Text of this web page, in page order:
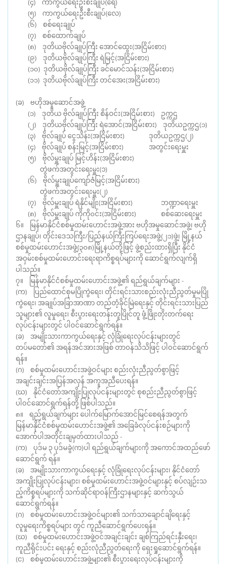
(၅) ကာကွယ်ရေးဦးစီးချုပ်(လေ)
(၆) စစ်ရေးချုပ်
(၇) စစ်ထောက်ချုပ်
(၈) ဒုတိယဗိုလ်ချုပ်ကြီး အောင်ထွေး(အငြိမ်းစား)
(၉) ဒုတိယဗိုလ်ချုပ်ကြီး ရဲမြင့်(အငြိမ်းစား)
(၁၀) ဒုတိယဗိုလ်ချုပ်ကြီး ခင်မောင်သန်း(အငြိမ်းစား)
(၁၁) ဒုတိယဗိုလ်ချုပ်ကြီး တင်အေး(အငြိမ်းစား)
(ခ) ဗဟိုအမှုဆောင်အဖွဲ့
(၁) ဒုတိယ ဗိုလ်ချုပ်ကြီး စိန်ဝင်း(အငြိမ်းစား)
ဥက္ကဌ
(၂) ဒုတိယဗိုလ်ချုပ်ကြီး ရဲအောင်(အငြိမ်းစား) ဒုတိယဥက္ကဌ(၁)
(၃) ဗိုလ်ချုပ် ငွေသိန်း(အငြိမ်းစား)
ဒုတိယဥက္ကဌ(၂)
(၄) ဗိုလ်ချုပ် စန်းမြင့်(အငြိမ်းစား)
အတွင်းရေးမှူး
(၅) ဗိုလ်မှူးချုပ် မြင့်ဟိန်း(အငြိမ်းစား)
တွဲဖက်အတွင်းရေးမှူး(၁)
(၆) ဗိုလ်မှူးချုပ်ကျော်ဇံမြင့်(အငြိမ်းစား)
တွဲဖက်အတွင်းရေးမှူး(၂)
(၇) ဗိုလ်မှူးချုပ် ရဲနိုင်မျိုး(အငြိမ်းစား)
ဘဏ္ဍာရေးမှူး
(၈) ဗိုလ်မှူးချုပ် ကိုကို၀င်း(အငြိမ်းစား)
စစ်ဆေးရေးမှူး
၆။ မြန်မာနိုင်ငံစစ်မှုထမ်းဟောင်းအဖွဲ့အား ဗဟိုအမှုဆောင်အဖွဲ့၊ ဗဟို
ဌာနချုပ်၊ တိုင်းဒေသကြီး/ပြည်နယ်ကြီးကြပ်ရေးအဖွဲ့(၂၁)ဖွဲ့၊ မြို့နယ်
စစ်မှုထမ်းဟောင်းအဖွဲ့(၃၀၈)မြို့နယ်တို့ဖြင့် ဖွဲ့စည်းထားရှိပြီး နိုင်ငံ
အဝှမ်းစစ်မှုထမ်းဟောင်းရေးရာကိစ္စရပ်များကို ဆောင်ရွက်လျက်ရှိ
ပါသည်။
၇။ မြန်မာနိုင်ငံစစ်မှုထမ်းဟောင်းအဖွဲ့၏ ရည်ရွယ်ချက်များ -
(က) ပြည်ထောင်စုမပြိုကွဲရေး၊ တိုင်းရင်းသားစည်းလုံးညီညွတ်မှုမပြို
ကွဲရေး၊ အချုပ်အခြာအာဏာ တည်တံ့ခိုင်မြဲရေးနှင့် တိုင်းရင်းသားပြည်
သူများ၏ လူမှုရေး၊ စီးပွားရေးတန်းတူပြိုင်တူ ဖွံ့ဖြိုးတိုးတက်ရေး
လုပ်ငန်းများတွင် ပါ၀င်ဆောင်ရွက်ရန်။
(ခ) အမျိုးသားကာကွယ်ရေးနှင့် လုံခြုံရေးလုပ်ငန်းများတွင်
တပ်မတော်၏ အရန်အင်အားအဖြစ် တာ၀န်သိသိဖြင့် ပါ၀င်ဆောင်ရွက်
ရန်။
(ဂ) စစ်မှုထမ်းဟောင်းအဖွဲ့၀င်များ စည်းလုံးညီညွတ်စွာဖြင့်
အချင်းချင်းအပြန်အလှန် အကူအညီပေးရန်။
(ဃ) နိုင်ငံတော်အကျိုးပြုလုပ်ငန်းများတွင် စုစည်းညီညွတ်စွာဖြင့်
ပါ၀င်ဆောင်ရွက်ရန်တို့ ဖြစ်ပါသည်။
၈။ ရည်ရွယ်ချက်များ ပေါက်မြောက်အောင်မြင်စေရန်အတွက်
မြန်မာနိုင်ငံစစ်မှုထမ်းဟောင်းအဖွဲ့၏ အခြေခံလုပ်ငန်းစဉ်များကို
အောက်ပါအတိုင်းချမှတ်ထားပါသည် -
(က) ပုဒ်မ ၃ ပုဒ်မခွဲ(က)ပါ ရည်ရွယ်ချက်များကို အကောင်အထည်ဖော်
ဆောင်ရွက် ရန်။
(ခ) အမျိုးသားကာကွယ်ရေးနှင့် လုံခြုံရေးလုပ်ငန်းများ၊ နိုင်ငံတော်
အကျိုးပြုလုပ်ငန်းများ၊ စစ်မှုထမ်းဟောင်းအဖွဲ့၀င်များနှင့် စပ်လျဉ်းသ
ည့်ကိစ္စရပ်များကို သက်ဆိုင်ရာ၀န်ကြီးဌာနများနှင့် ဆက်သွယ်
ဆောင်ရွက်ရန်။
(ဂ) စစ်မှုထမ်းဟောင်းအဖွဲ့၀င်များ၏ သက်သာချောင်ချိရေးနှင့်
လူမှုရေးကိစ္စရပ်များ တွင် ကူညီဆောင်ရွက်ပေးရန်။
(ဃ) စစ်မှုထမ်းဟောင်းအဖွဲ့၀င်အချင်းချင်း ချစ်ကြည်ရင်းနှီးရေး၊
ကူညီရိုင်းပင်း ရေးနှင့် စည်းလုံညီညွတ်ရေးကို ရှေးရှုဆောင်ရွက်ရန်။
(င) စစ်မှုထမ်းဟောင်းအဖွဲ့များ၏ စီးပွားရေးလုပ်ငန်းများကို